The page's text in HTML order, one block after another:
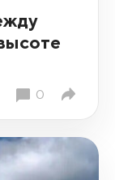
0